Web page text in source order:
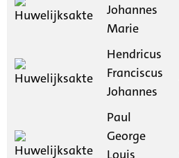
Johannes
Marie
Hendricus
Franciscus
Johannes
Paul
George
Louis